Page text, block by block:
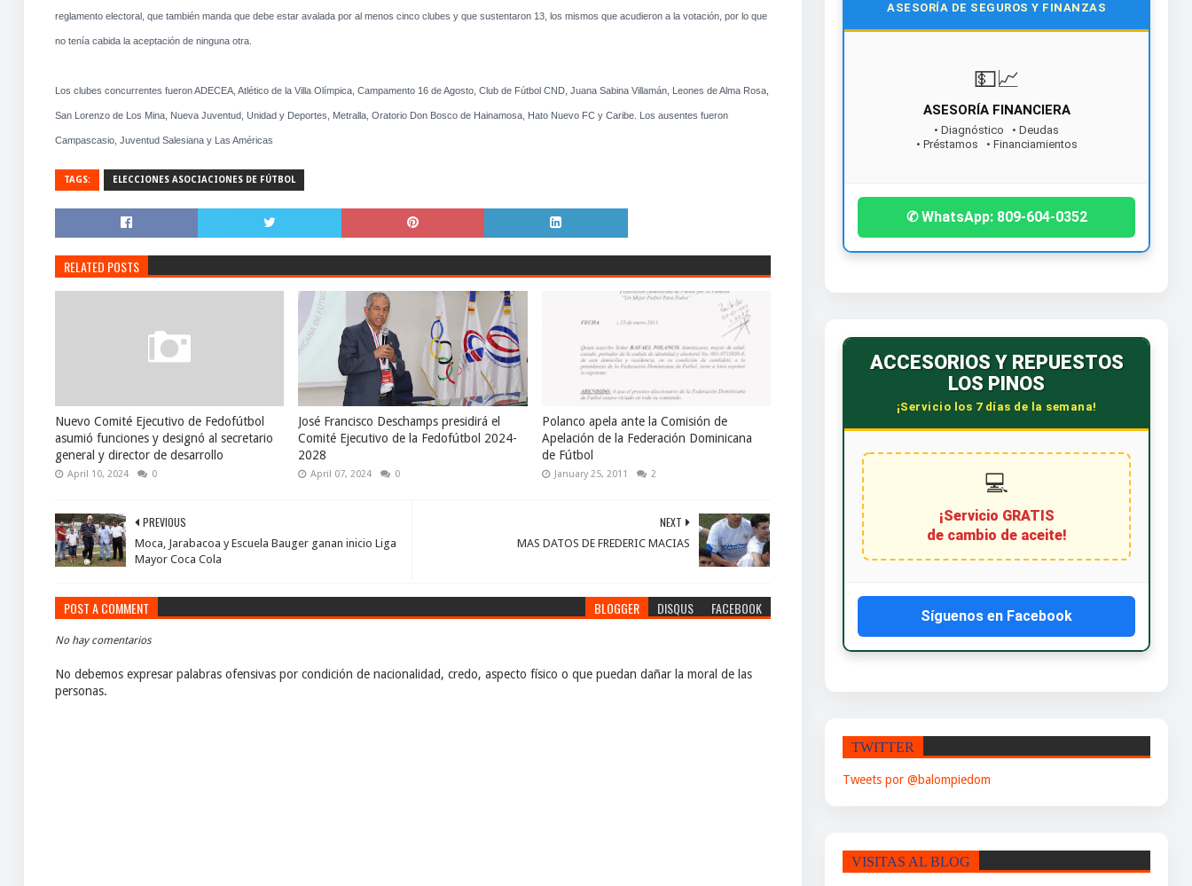
reglamento electoral, que también manda que debe estar avalada por al menos cinco clubes y que sustentaron 13, los mismos que acudieron a la votación, por lo que
no tenía cabida la aceptación de ninguna otra.
Los clubes concurrentes fueron ADECEA, Atlético de la Villa Olímpica, Campamento 16 de Agosto, Club de Fútbol CND, Juana Sabina Villamán, Leones de Alma Rosa,
San Lorenzo de Los Mina, Nueva Juventud, Unidad y Deportes, Metralla, Oratorio Don Bosco de Hainamosa, Hato Nuevo FC y Caribe. Los ausentes fueron
Campascasio, Juventud Salesiana y Las Américas
TAGS: ELECCIONES ASOCIACIONES DE FÚTBOL
RELATED POSTS
Nuevo Comité Ejecutivo de Fedofútbol
asumió funciones y designó al secretario
general y director de desarrollo
April 10, 2024 0
José Francisco Deschamps presidirá el
Comité Ejecutivo de la Fedofútbol 2024-
2028
April 07, 2024 0
Polanco apela ante la Comisión de
Apelación de la Federación Dominicana
de Fútbol
January 25, 2011 2
NEXT
MAS DATOS DE FREDERIC MACIAS
PREVIOUS
Moca, Jarabacoa y Escuela Bauger ganan inicio Liga
Mayor Coca Cola
POST A COMMENT BLOGGER DISQUS FACEBOOK
No hay comentarios
No debemos expresar palabras ofensivas por condición de nacionalidad, credo, aspecto físico o que puedan dañar la moral de las
personas.
ASESORÍA DE SEGUROS Y FINANZAS
💵📈
• Diagnóstico • Deudas
• Préstamos • Financiamientos
¡Contáctanos hoy!
✆ WhatsApp: 809-604-0352
ACCESORIOS Y REPUESTOS
LOS PINOS
¡Servicio los 7 días de la semana!
💻
de cambio de aceite!
Síguenos en Facebook
TWITTER
Tweets por @balompiedom
VISITAS AL BLOG